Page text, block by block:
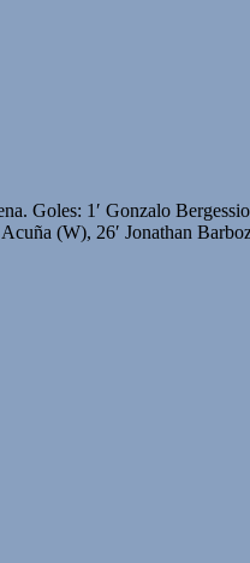
Goles: 1′ Gonzalo
(W), 26′ Jonathan